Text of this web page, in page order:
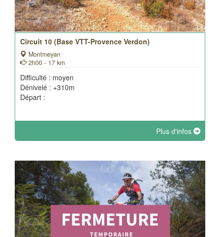
Circuit 10 (Base VTT-Provence Verdon)
Montmeyan
2h00 - 17 km
Difficulté : moyen
Dénivelé : +310m
Départ :
Plus d'infos